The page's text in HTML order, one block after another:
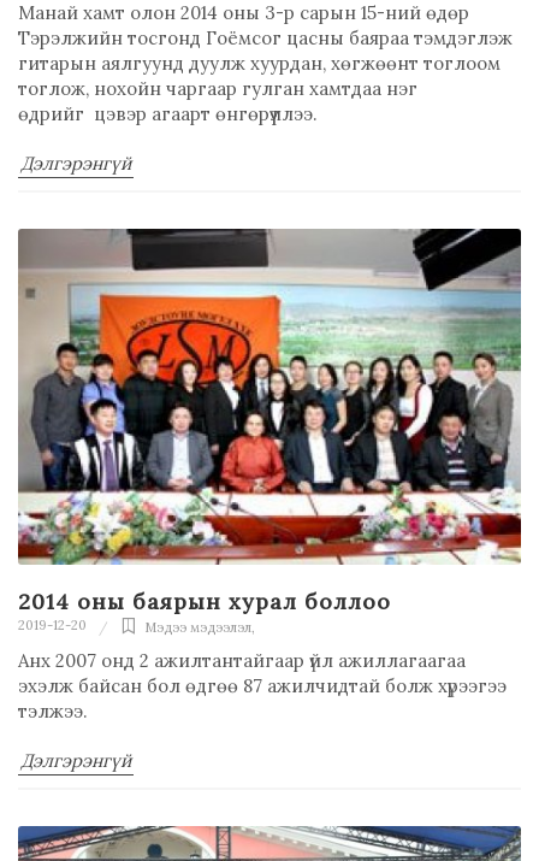
Манай хамт олон 2014 оны 3-р сарын 15-ний өдөр
Тэрэлжийн тосгонд Гоёмсог цасны баяраа тэмдэглэж
гитарын аялгуунд дуулж хуурдан, хөгжөөнт тоглоом
тоглож, нохойн чаргаар гулган хамтдаа нэг
өдрийг цэвэр агаарт өнгөрүүллээ.
Дэлгэрэнгүй
2014 оны баярын хурал боллоо
2019-12-20 Мэдээ мэдээлэл,
Анх 2007 онд 2 ажилтантайгаар үйл ажиллагаагаа
эхэлж байсан бол өдгөө 87 ажилчидтай болж хүрээгээ
тэлжээ.
Дэлгэрэнгүй